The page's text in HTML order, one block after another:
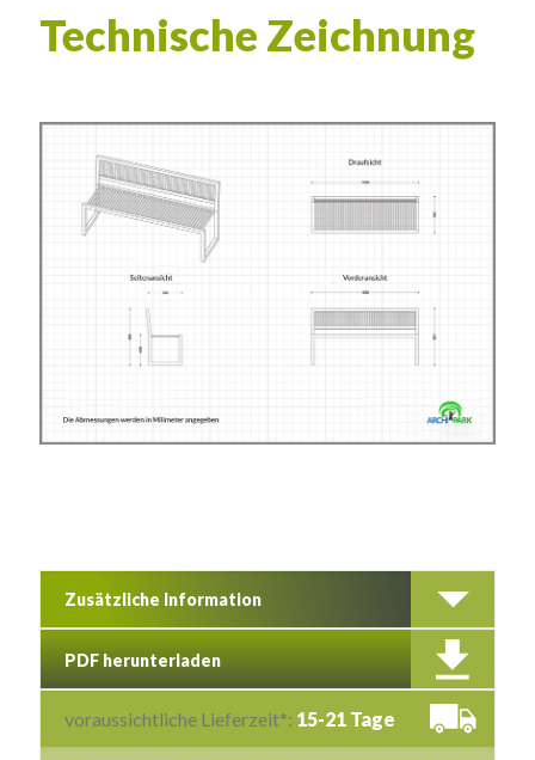
Technische Zeichnung
Zusätzliche Information
PDF herunterladen
voraussichtliche Lieferzeit*: 15-21 Tage